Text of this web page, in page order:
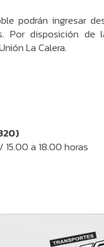
podrán ingresar
Por disposición de
La Calera.
a 18.00 horas